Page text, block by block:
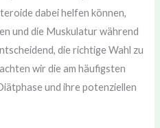
dabei helfen können,
und die Muskulatur während
die richtige Wahl zu
wir die am häufigsten
und ihre potenziellen